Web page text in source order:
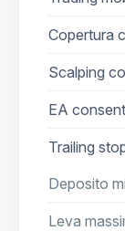
Copertura
Scalping
EA
Trailing
Deposito
Leva